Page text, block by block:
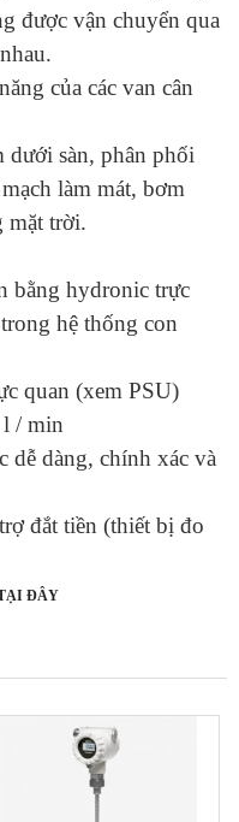
được vận chuyển qua
của các van cân
dưới sàn, phân phối
làm mát, bơm
mặt trời.
bằng hydronic trực
hệ thống con
quan (xem PSU)
/ min
dàng, chính xác và
đắt tiền (thiết bị đo
ĐÂY